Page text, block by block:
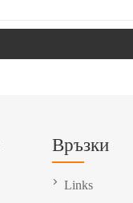
Връзки
Links